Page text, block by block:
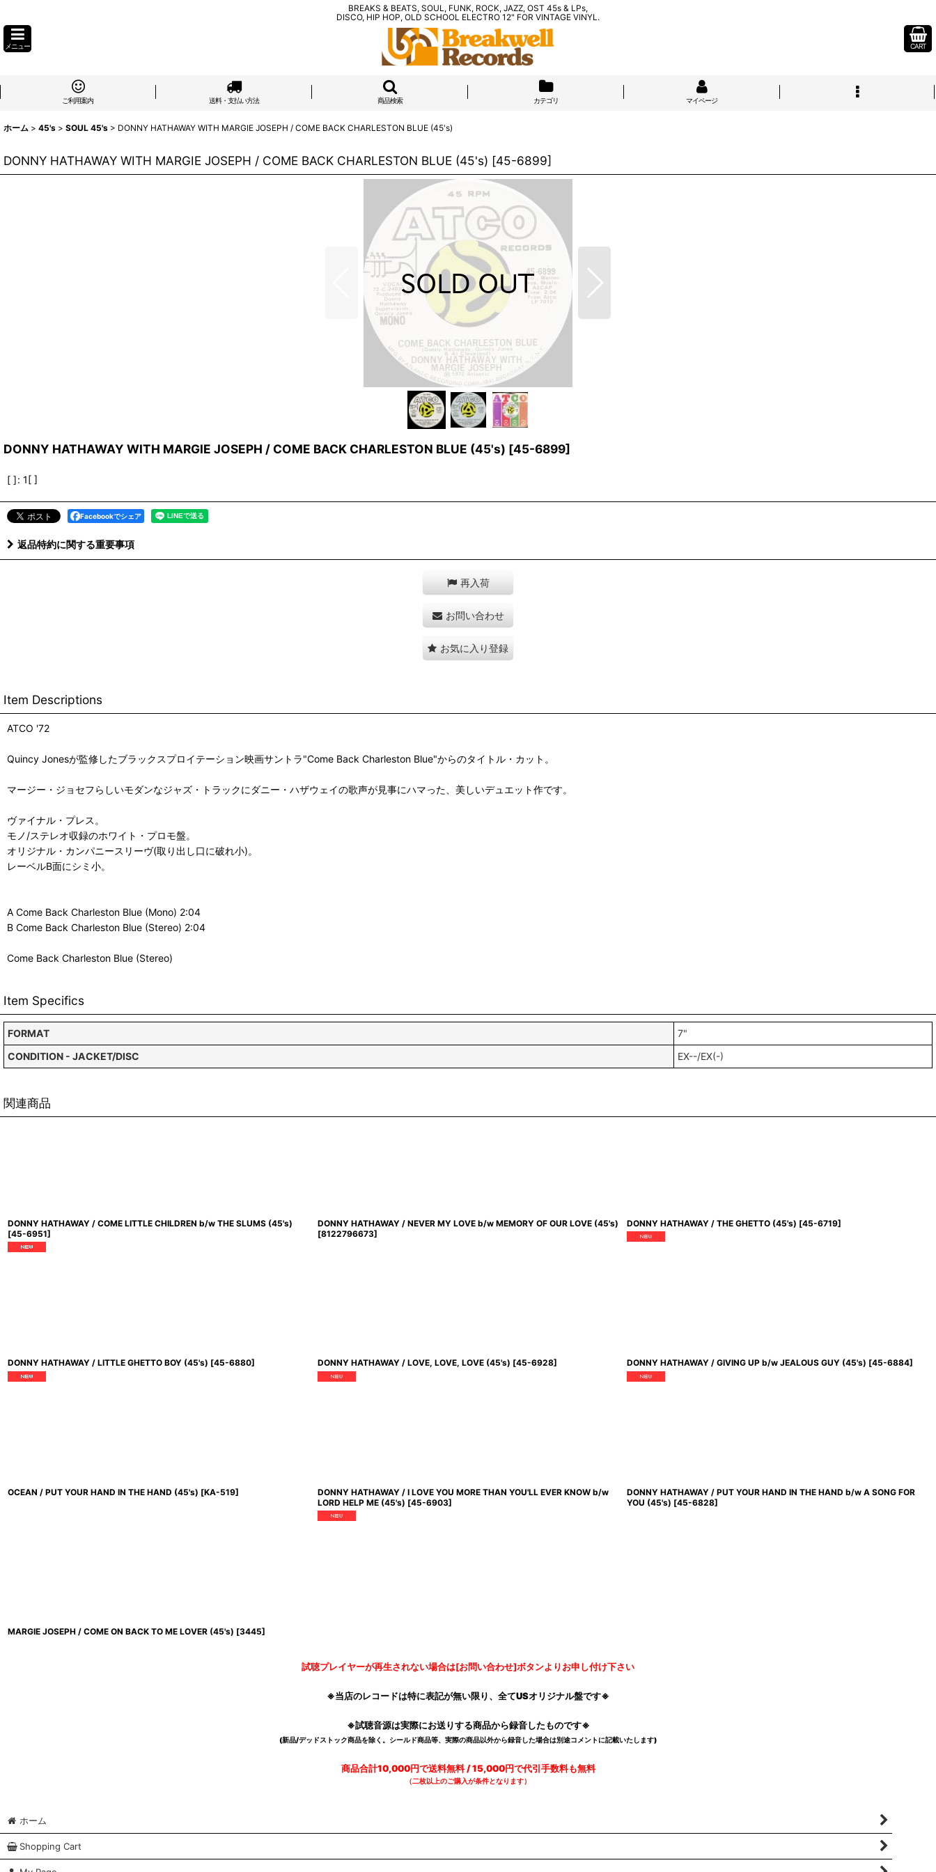
BREAKS & BEATS, SOUL, FUNK, ROCK, JAZZ, OST 45s & LPs,
DISCO, HIP HOP, OLD SCHOOL ELECTRO 12" FOR VINTAGE VINYL.
メニュー CART
ご利用案内 送料・支払い方法 商品検索 カテゴリ マイページ
ホーム > 45's > SOUL 45's > DONNY HATHAWAY WITH MARGIE JOSEPH / COME BACK CHARLESTON BLUE (45's)
DONNY HATHAWAY WITH MARGIE JOSEPH / COME BACK CHARLESTON BLUE (45's) [45-6899]
DONNY HATHAWAY WITH MARGIE JOSEPH / COME BACK CHARLESTON BLUE (45's) [45-6899]
[ ]: 1[ ]
Facebookでシェア
返品特約に関する重要事項
再入荷
お問い合わせ
お気に入り登録
Item Descriptions
ATCO '72
Quincy Jonesが監修したブラックスプロイテーション映画サントラ"Come Back Charleston Blue"からのタイトル・カット。
マージー・ジョセフらしいモダンなジャズ・トラックにダニー・ハザウェイの歌声が見事にハマった、美しいデュエット作です。
ヴァイナル・プレス。
モノ/ステレオ収録のホワイト・プロモ盤。
オリジナル・カンパニースリーヴ(取り出し口に破れ小)。
レーベルB面にシミ小。
A Come Back Charleston Blue (Mono) 2:04
B Come Back Charleston Blue (Stereo) 2:04
Come Back Charleston Blue (Stereo)
Item Specifics
FORMAT
7"
CONDITION - JACKET/DISC
EX--/EX(-)
関連商品
DONNY HATHAWAY / COME LITTLE CHILDREN b/w THE SLUMS (45's)
[45-6951]
DONNY HATHAWAY / NEVER MY LOVE b/w MEMORY OF OUR LOVE (45's)
[8122796673]
DONNY HATHAWAY / THE GHETTO (45's) [45-6719]
DONNY HATHAWAY / LITTLE GHETTO BOY (45's) [45-6880] DONNY HATHAWAY / LOVE, LOVE, LOVE (45's) [45-6928] DONNY HATHAWAY / GIVING UP b/w JEALOUS GUY (45's) [45-6884]
OCEAN / PUT YOUR HAND IN THE HAND (45's) [KA-519]
DONNY HATHAWAY / I LOVE YOU MORE THAN YOU'LL EVER KNOW b/w
LORD HELP ME (45's) [45-6903]
DONNY HATHAWAY / PUT YOUR HAND IN THE HAND b/w A SONG FOR
YOU (45's) [45-6828]
MARGIE JOSEPH / COME ON BACK TO ME LOVER (45's) [3445]
試聴プレイヤーが再生されない場合は[お問い合わせ]ボタンよりお申し付け下さい
※当店のレコードは特に表記が無い限り、全てUSオリジナル盤です※
※試聴音源は実際にお送りする商品から録音したものです※
(新品/デッドストック商品を除く。シールド商品等、実際の商品以外から録音した場合は別途コメントに記載いたします)
商品合計10,000円で送料無料 / 15,000円で代引手数料も無料
（二枚以上のご購入が条件となります）
ホーム
Shopping Cart